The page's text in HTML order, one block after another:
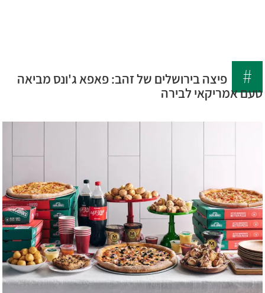
פיצה בירושלים של זהב: פאפא ג'ונס מביאה
טעם אמריקאי לבירה